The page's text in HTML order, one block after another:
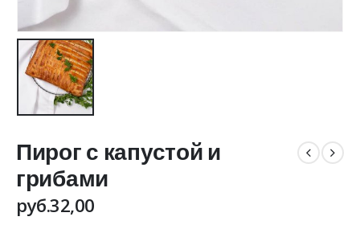
Пирог с капустой и
грибами
руб.32,00